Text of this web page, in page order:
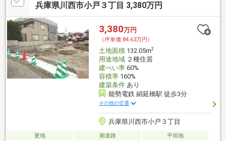
兵庫県川西市小戸３丁目 3,380万円
3,380万円
（坪単価:84.63万円）
土地面積132.05m2
用途地域２種住居
建ぺい率60%
容積率160%
建築条件あり
能勢電鉄 絹延橋駅 徒歩3分
その他の交通
兵庫県川西市小戸３丁目
更地 南道路
平坦地